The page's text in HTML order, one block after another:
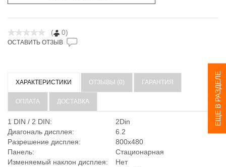
ЕЩЕ В РАЗДЕЛЕ
( 0)
ОСТАВИТЬ ОТЗЫВ
ХАРАКТЕРИСТИКИ ОТЗЫВЫ (0) ГАРАНТИЯ
ОПЛАТА ДОСТАВКА
1 DIN / 2 DIN:
2Din
Диагональ дисплея:
6.2
Разрешение дисплея:
800х480
Панель:
Стационарная
Изменяемый наклон дисплея:
Нет